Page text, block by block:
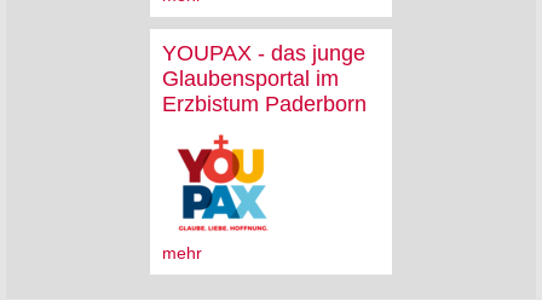
YOUPAX - das junge
Glaubensportal im
Erzbistum Paderborn
mehr